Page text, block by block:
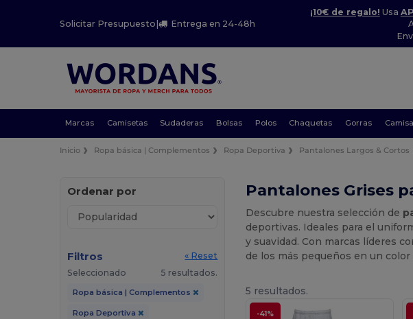
Solicitar Presupuesto | Entrega en 24-48h
¡10€ de regalo! Usa
Marcas Camisetas Sudaderas Bolsas Polos Chaquetas Gorras
Inicio Ropa básica | Complementos Ropa Deportiva Pantalones Largos & Cortos
Ordenar por
Filtros
« Reset
Seleccionado
5 resultados.
Ropa básica | Complementos
Ropa Deportiva
Pantalones Grises
Descubre nuestra selección de
deportivas. Ideales para el
y suavidad. Con marcas líderes
de los más pequeños en un
5 resultados.
-41%